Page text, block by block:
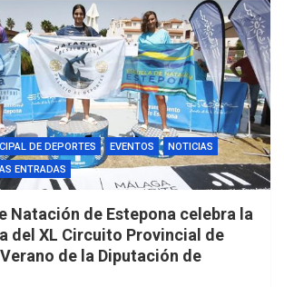
DE DEPORTES EVENTOS
NOTICIAS
ENTRADAS
Natación de Estepona celebra la
del XL Circuito Provincial de
de la Diputación de